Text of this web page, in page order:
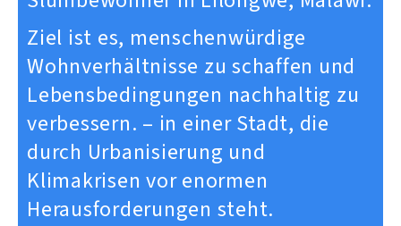
Ziel ist es, menschenwürdige
Wohnverhältnisse zu schaffen und
Lebensbedingungen nachhaltig zu
verbessern. – in einer Stadt, die
durch Urbanisierung und
Klimakrisen vor enormen
Herausforderungen steht.